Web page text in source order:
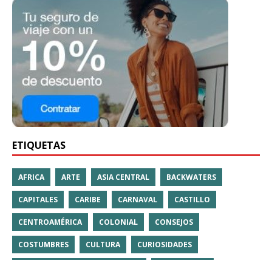
ETIQUETAS
AFRICA ARTE ASIA CENTRAL BACKWATERS
CAPITALES CARIBE CARNAVAL CASTILLO
CENTROAMÉRICA COLONIAL CONSEJOS
COSTUMBRES CULTURA CURIOSIDADES